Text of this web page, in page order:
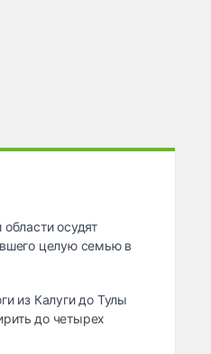
осудят
целую семью в
из Калуги до Тулы
до четырех